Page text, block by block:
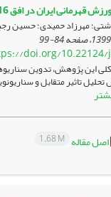
قهرمانی ایران در افق 1416
مهرزاد حمیدی؛ حسین
84-99
doi.org/10.22124/
پژوهش، تدوین
تحلیل تاثیر متقابل و
اصل مقاله 1.68 M